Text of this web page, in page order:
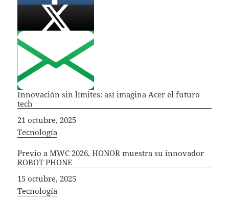
Innovación sin límites: así imagina Acer el futuro
tech
Fecha
21 octubre, 2025
In relation to
Tecnología
Previo a MWC 2026, HONOR muestra su innovador
ROBOT PHONE
Fecha
15 octubre, 2025
In relation to
Tecnología